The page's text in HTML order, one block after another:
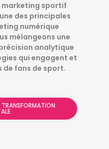
marketing sportif
des principales
numérique
mélangeons une
analytique
qui engagent et
de fans de sport.